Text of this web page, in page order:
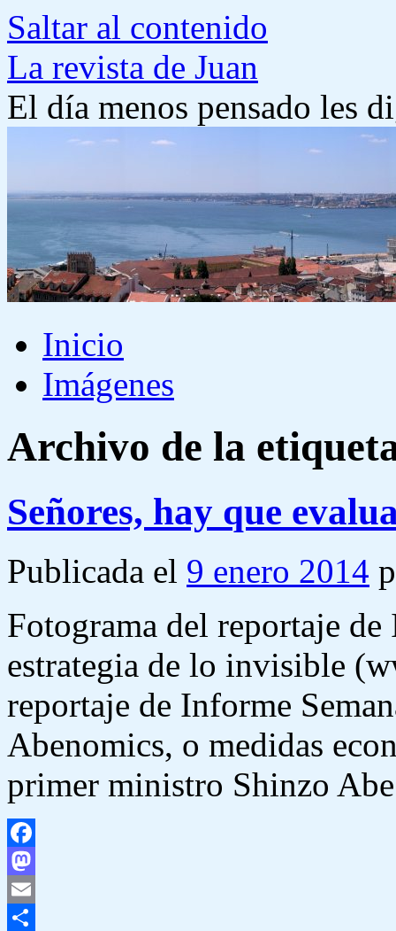
Saltar al contenido
La revista de Juan
El día menos pensado les
Inicio
Imágenes
Archivo de la
Señores, hay que
Publicada el 9 enero 2014
Fotograma del reportaje
estrategia de lo invisible
reportaje de Informe
Abenomics, o medidas
primer ministro Shinzo
Facebook
Mastodon
Email